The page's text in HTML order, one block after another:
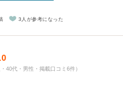
3人が参考になった
40代・男性・掲載口コミ6件）